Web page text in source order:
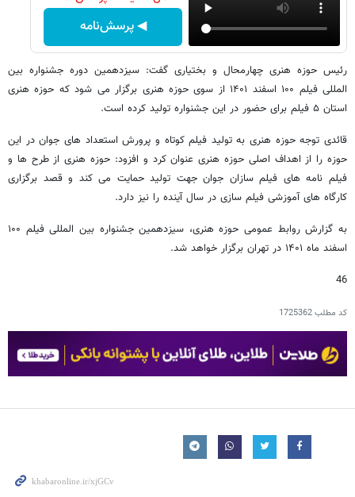
◀ پرسش‌نامه
رئیس حوزه هنری چهارمحال و بختیاری گفت: سیزدهمین دوره جشنواره بین
المللی فیلم ۱۰۰ اسفند ۱۴۰۱ از سوی حوزه هنری برگزار می شود که حوزه هنری
استان ۵ فیلم برای حضور در این جشنواره تولید کرده است.
قائدی توجه حوزه هنری به تولید فیلم کوتاه و پرورش استعداد های جوان در این
حوزه را از اهداف اصلی حوزه هنری عنوان کرد و افزود: حوزه هنری از طرح ها و
فیلم نامه های فیلم سازان جوان جهت تولید حمایت می کند و قصد برگزاری
کارگاه های آموزشی فیلم سازی در سال آینده را نیز دارد.
به گزارش روابط عمومی حوزه هنری، سیزدهمین جشنواره بین المللی فیلم ۱۰۰
اسفند ماه ۱۴۰۱ در تهران برگزار خواهد شد.
46
کد مطلب1725362